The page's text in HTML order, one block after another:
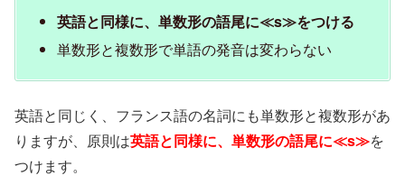
英語と同様に、単数形の語尾に≪s≫をつける
単数形と複数形で単語の発音は変わらない
英語と同じく、フランス語の名詞にも単数形と複数形があ
りますが、原則は英語と同様に、単数形の語尾に≪s≫を
つけます。